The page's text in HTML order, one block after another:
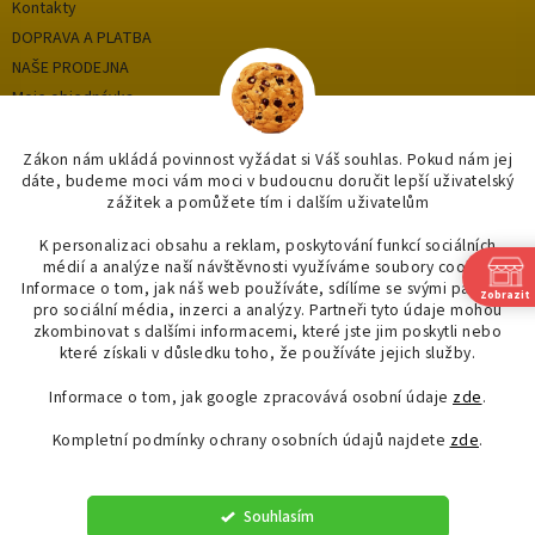
Zákon nám ukládá povinnost vyžádat si Váš souhlas. Pokud nám jej
dáte, budeme moci vám moci v budoucnu doručit lepší uživatelský
zážitek a pomůžete tím i dalším uživatelům
K personalizaci obsahu a reklam, poskytování funkcí sociálních
médií a analýze naší návštěvnosti využíváme soubory cookie.
Informace o tom, jak náš web používáte, sdílíme se svými partnery
pro sociální média, inzerci a analýzy. Partneři tyto údaje mohou
zkombinovat s dalšími informacemi, které jste jim poskytli nebo
které získali v důsledku toho, že používáte jejich služby.
Informace o tom, jak google zpracovává osobní údaje zde.
Kompletní podmínky ochrany osobních údajů najdete zde.
Souhlasím
Kontakty
DOPRAVA A PLATBA
NAŠE PRODEJNA
Moje objednávka
Kategorie
OUTLET až -75%
OBKLADY A DLAŽBY
OSVĚTLENÍ
SAPHO
Zobrazit